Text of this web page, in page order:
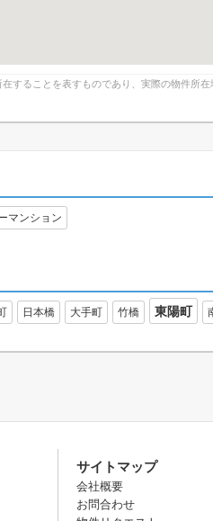
することを表すものであり、実際の物件所在
マンション
日本橋 大手町 竹橋 東陽町
サイトマップ
会社概要
お問合わせ